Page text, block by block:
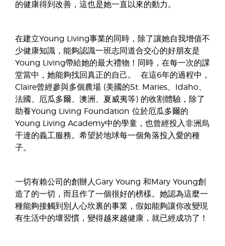
的健康得到改善，這也是她一直以來的動力。
在建立Young Living事業的同時，除了讓她自我增值不
少健康知識，能夠認識一班志同道合交心的好朋友是
Young Living帶給她的最大禮物！同時，在每一次的課
堂當中，她能夠找回真正的自己。 在這6年的過程中，
Claire曾經參與多個農場 (美國的St. Maries、Idaho、
法國、厄瓜多爾、澳洲、夏威夷等) 的收割體驗，除了
助養Young Living Foundation 位於厄瓜多爾的
Young Living Academy中的學童，也曾經投入非洲烏
干達的義工服務。希望於地球每一個角落投入愛的種
子。
一切有賴公司的創辦人Gary Young 和Mary Young創
造了的一切，而且作了一個很好的榜樣。她認為這麼一
種能夠接觸到別人心坎裏的事業，假如能夠讓你改變現
有生活中的壞習慣，變得越來越健康，就已經成功了！